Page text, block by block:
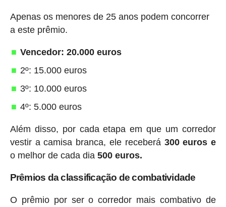
Apenas os menores de 25 anos podem concorrer
a este prêmio.
Vencedor: 20.000 euros
2º: 15.000 euros
3º: 10.000 euros
4º: 5.000 euros
Além disso, por cada etapa em que um corredor
vestir a camisa branca, ele receberá 300 euros e
o melhor de cada dia 500 euros.
Prêmios da classificação de combatividade
O prêmio por ser o corredor mais combativo de